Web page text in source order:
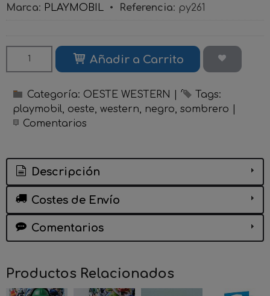
Marca: PLAYMOBIL • Referencia: py261
Añadir a Carrito
Categoría: OESTE WESTERN
Tags:
playmobil oeste western negro sombrero
Comentarios
Descripción
Costes de Envío
Comentarios
Productos Relacionados